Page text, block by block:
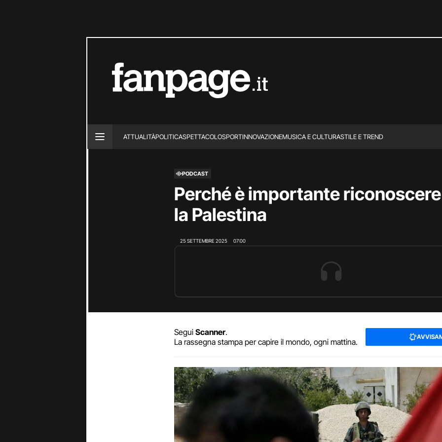
ATTUALITÀPOLITICASPETTACOLOSPORTINNOVAZIONEMUSICA E CULTURASTILE E TREND
PODCAST
Perché è importante riconoscere
la Palestina
25 SETTEMBRE 2025 07:00
Segui Scanner.
La rassegna stampa per capire il mondo, ogni mattina.